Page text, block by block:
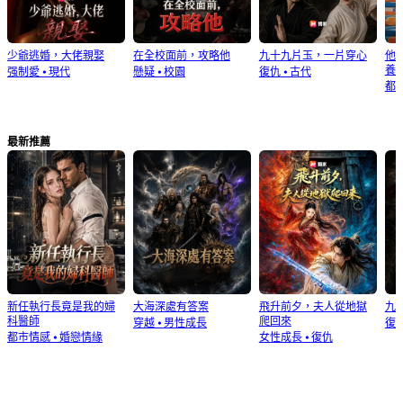
少爺逃婚，大佬親娶
强制愛 ⦁ 現代
在全校面前，攻略他
懸疑⦁ 校園
九十九片玉，一片穿心
復仇⦁ 古代
他
養
都
最新推薦
新任執行長竟是我的婦
科醫師
都市情感 ⦁ 婚戀情緣
大海深處有答案
穿越⦁ 男性成長
飛升前夕，夫人從地獄
爬回來
女性成長⦁ 復仇
九
復